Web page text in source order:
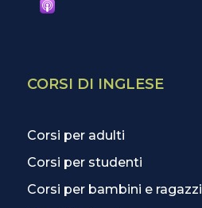
CORSI DI INGLESE
Corsi per adulti
Corsi per studenti
Corsi per bambini e ragazzi